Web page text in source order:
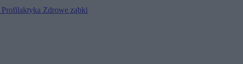
Profilaktyka Zdrowe ząbki